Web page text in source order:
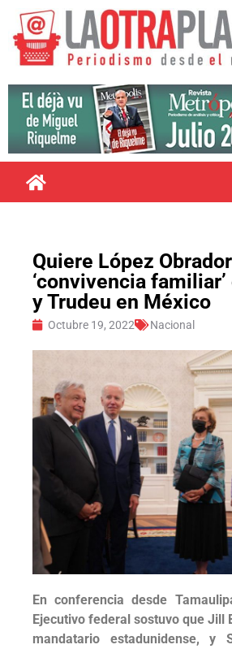
Quiere López Obrador
‘convivencia
y Trudeu en México
Octubre 19, 2022 Nacional
En conferencia desde
Ejecutivo federal sostuvo que Jill
mandatario estadunidense, y